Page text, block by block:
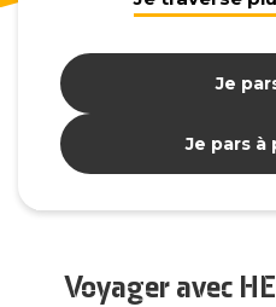
Je
Je pars à
Voyager avec